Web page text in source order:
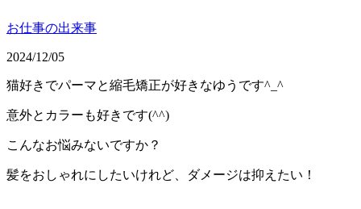
お仕事の出来事
2024/12/05
猫好きでパーマと縮毛矯正が好きなゆうです^_^
意外とカラーも好きです(^^)
こんなお悩みないですか？
髪をおしゃれにしたいけれど、ダメージは抑えたい！